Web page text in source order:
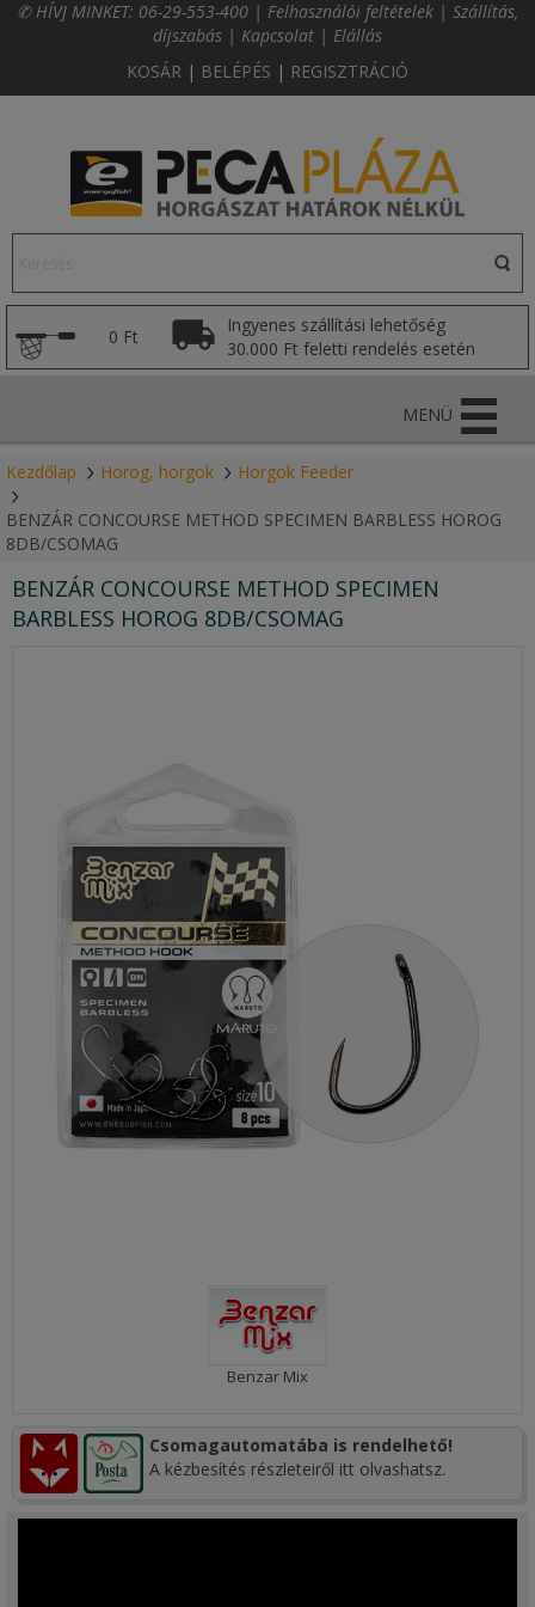
✆ HÍVJ MINKET: 06-29-553-400 | Felhasználói feltételek | Szállítás,
díjszabás | Kapcsolat | Elállás
KOSÁR | BELÉPÉS | REGISZTRÁCIÓ
0 Ft
Ingyenes szállítási lehetőség
30.000 Ft feletti rendelés esetén
MENÜ
Kezdőlap Horog, horgok Horgok Feeder
BENZÁR CONCOURSE METHOD SPECIMEN BARBLESS HOROG
8DB/CSOMAG
BENZÁR CONCOURSE METHOD SPECIMEN
BARBLESS HOROG 8DB/CSOMAG
Benzar Mix
Csomagautomatába is rendelhető!
A kézbesítés részleteiről itt olvashatsz.